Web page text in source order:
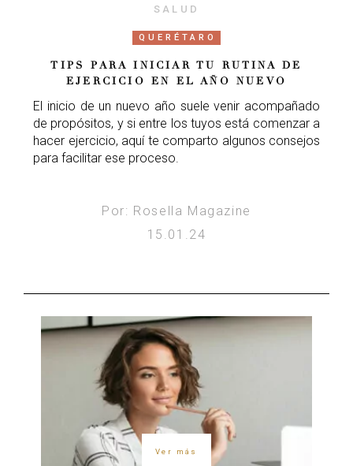
SALUD
QUERÉTARO
TIPS PARA INICIAR TU RUTINA DE
EJERCICIO EN EL AÑO NUEVO
El inicio de un nuevo año suele venir acompañado
de propósitos, y si entre los tuyos está comenzar a
hacer ejercicio, aquí te comparto algunos consejos
para facilitar ese proceso.
Por: Rosella Magazine
15.01.24
Ver más